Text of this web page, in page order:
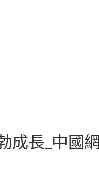
成長_中國網